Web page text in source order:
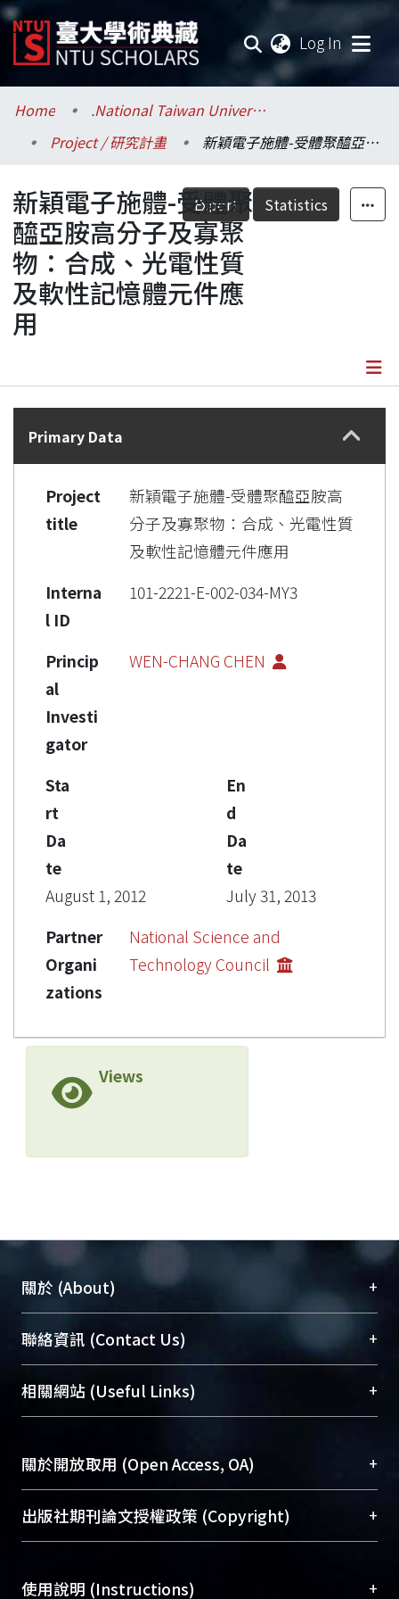
Log In
Communities & Collections
Research Outputs
Fundings & Projects
Researchers
Organizations
Statistics
Home
.National Taiwan University / 國立臺灣大學
Project / 研究計畫
新穎電子施體-受體聚醯亞胺高分子及寡聚物：合成、光電性質及軟性記憶體元件應用
Export Statistics
新穎電子施體-受體聚
醯亞胺高分子及寡聚
物：合成、光電性質
及軟性記憶體元件應
用
Details
Primary Data
Project
title
新穎電子施體-受體聚醯亞胺高
分子及寡聚物：合成、光電性質
及軟性記憶體元件應用
Interna
l ID
101-2221-E-002-034-MY3
Princip
al
Investi
gator
WEN-CHANG CHEN
Sta
rt
Da
te
August 1, 2012
En
d
Da
te
July 31, 2013
Partner
Organi
zations
National Science and
Technology Council
Views
關於 (About) +
臺大位居世界頂尖大學之列，為永久珍藏及向國際
展現本校豐碩的研究成果及學術能量，圖書館整合
機構典藏（NTUR）與學術庫（AH）不同功能平
台，成為臺大學術典藏NTU scholars。期能整合研
成果。
To permanently archive and promote researcher
profiles and scholarly works, Library integrates the
services of “NTU Repository” with “Academic
聯絡資訊 (Contact Us) +
總館學科館員(Main Library)
醫學圖書館學科館員(Medical Library)
Sciences Library)
相關網站 (Useful Links) +
關於開放取用 (Open Access, OA) +
開放取用是從使用者角度提升資訊取用性的社會運
動，應用在學術研究上是透過將研究著作公開供使
用逐年攀升。同時可加速研究發展、提升研究影響
出版社期刊論文授權政策 (Copyright) +
含部分內容的版權非匯入者所有，或由第三方贊
使用說明 (Instructions) +